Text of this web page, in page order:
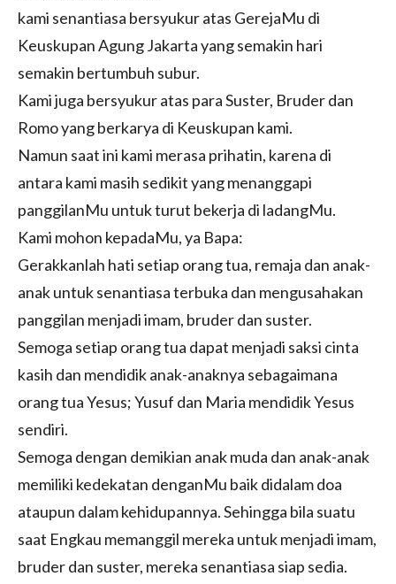
kami senantiasa bersyukur atas GerejaMu di
Keuskupan Agung Jakarta yang semakin hari
semakin bertumbuh subur.
Kami juga bersyukur atas para Suster, Bruder dan
Romo yang berkarya di Keuskupan kami.
Namun saat ini kami merasa prihatin, karena di
antara kami masih sedikit yang menanggapi
panggilanMu untuk turut bekerja di ladangMu.
Kami mohon kepadaMu, ya Bapa:
Gerakkanlah hati setiap orang tua, remaja dan anak-
anak untuk senantiasa terbuka dan mengusahakan
panggilan menjadi imam, bruder dan suster.
Semoga setiap orang tua dapat menjadi saksi cinta
kasih dan mendidik anak-anaknya sebagaimana
orang tua Yesus; Yusuf dan Maria mendidik Yesus
sendiri.
Semoga dengan demikian anak muda dan anak-anak
memiliki kedekatan denganMu baik didalam doa
ataupun dalam kehidupannya. Sehingga bila suatu
saat Engkau memanggil mereka untuk menjadi imam,
bruder dan suster, mereka senantiasa siap sedia.